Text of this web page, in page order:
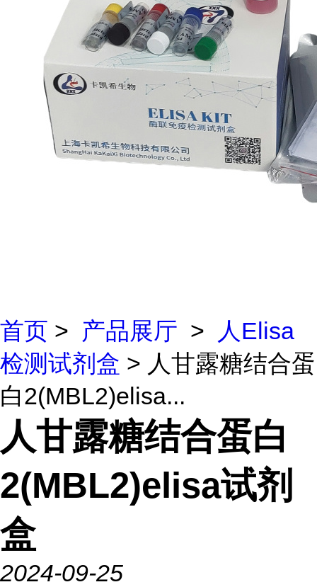
首页 > 产品展厅 >
人Elisa
检测试剂盒 > 人甘露糖结合蛋
白2(MBL2)elisa...
人甘露糖结合蛋白
2(MBL2)elisa试剂
盒
2024-09-25